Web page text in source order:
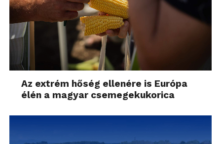
Az extrém hőség ellenére is Európa
élén a magyar csemegekukorica